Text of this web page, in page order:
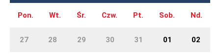
Pon. Wt. Śr. Czw. Pt. Sob. Nd.
27 28 29 30 31 01 02